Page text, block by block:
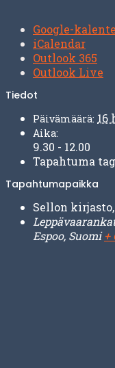
Google-
iCalendar
Outlook 365
Outlook Live
Tiedot
Päivämäärä: 16
Aika:
9.30 - 12.00
Tapahtuma
Tapahtumapaikka
Sellon
Espoo, Suomi +